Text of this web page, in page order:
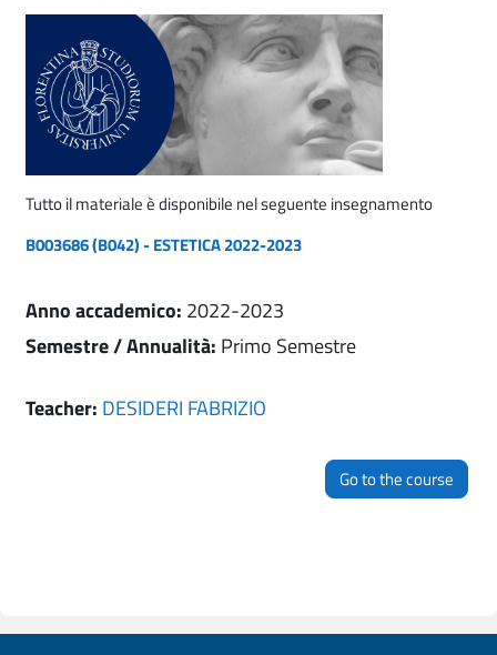
Tutto il materiale è disponibile nel seguente insegnamento
B003686 (B042) - ESTETICA 2022-2023
Anno accademico: 2022-2023
Semestre / Annualità: Primo Semestre
Teacher: DESIDERI FABRIZIO
Go to the course